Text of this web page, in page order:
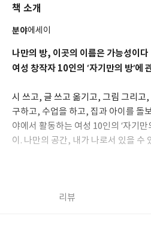
책 소개
분야에세이
나만의 방, 이곳의 이름은 가능성이다
여성 창작자 10인의 ‘자기만의 방’에
시 쓰고, 글 쓰고 옮기고, 그림 그리고
구하고, 수업을 하고, 집과 아이를 돌
야에서 활동하는 여성 10인의 ‘자기만
이. 나만의 공간, 내가 나로서 있을 수
볼 수 있을 것이다. 어쩌면 새로운 방
리뷰